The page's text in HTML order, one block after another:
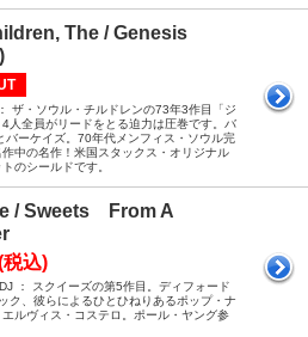
The / Genesis
ザ・ソウル・チルドレンの73年3作目「ジ
4人全員がリードをとる迫力は圧巻です。バ
バーケイズ。70年代メンフィス・ソウル完
中の名作！米国スタックス・オリジナル
のシールドです。
/ Sweets From A
込)
： スクイーズの第5作目。ディフォード
ク、彼らによるひとひねりあるポップ・ナ
エルヴィス・コステロ。ポール・ヤング参